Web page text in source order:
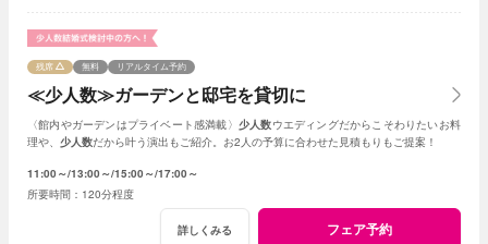
≪少人数≫ガーデンと邸宅を貸切に
残席 無料 リアルタイム予約
〈館内やガーデンはプライベート感満載〉 少人数ウエディングだからこそわりたいお料
理や、 少人数だから叶う演出もご紹介。お2人の予算に合わせた見積もりもご提案！
11:00～ 13:00～ 15:00～ 17:00～
120分程度
詳しくみる フェア予約